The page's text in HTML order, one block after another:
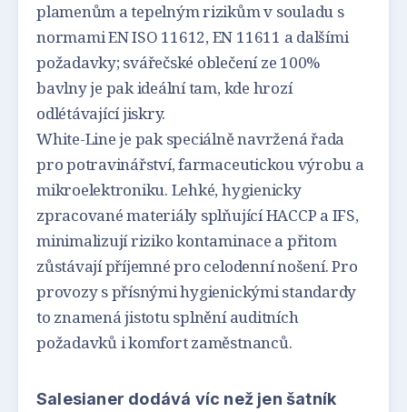
plamenům a tepelným rizikům v souladu s
normami EN ISO 11612, EN 11611 a dalšími
požadavky; svářečské oblečení ze 100%
bavlny je pak ideální tam, kde hrozí
odlétávající jiskry.
White-Line je pak speciálně navržená řada
pro potravinářství, farmaceutickou výrobu a
mikroelektroniku. Lehké, hygienicky
zpracované materiály splňující HACCP a IFS,
minimalizují riziko kontaminace a přitom
zůstávají příjemné pro celodenní nošení. Pro
provozy s přísnými hygienickými standardy
to znamená jistotu splnění auditních
požadavků i komfort zaměstnanců.
Salesianer dodává víc než jen šatník